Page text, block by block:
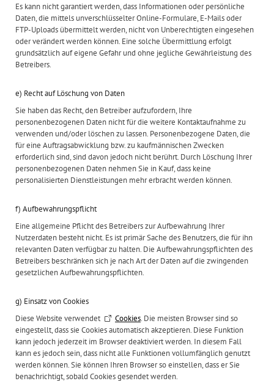
Es kann nicht garantiert werden, dass Informationen oder persönliche
Daten, die mittels unverschlüsselter Online-Formulare, E-Mails oder
FTP-Uploads übermittelt werden, nicht von Unberechtigten eingesehen
oder verändert werden können. Eine solche Übermittlung erfolgt
grundsätzlich auf eigene Gefahr und ohne jegliche Gewährleistung des
Betreibers.
e) Recht auf Löschung von Daten
Sie haben das Recht, den Betreiber aufzufordern, Ihre
personenbezogenen Daten nicht für die weitere Kontaktaufnahme zu
verwenden und/oder löschen zu lassen. Personenbezogene Daten, die
für eine Auftragsabwicklung bzw. zu kaufmännischen Zwecken
erforderlich sind, sind davon jedoch nicht berührt. Durch Löschung Ihrer
personenbezogenen Daten nehmen Sie in Kauf, dass keine
personalisierten Dienstleistungen mehr erbracht werden können.
f) Aufbewahrungspflicht
Eine allgemeine Pflicht des Betreibers zur Aufbewahrung Ihrer
Nutzerdaten besteht nicht. Es ist primär Sache des Benutzers, die für ihn
relevanten Daten verfügbar zu halten. Die Aufbewahrungspflichten des
Betreibers beschränken sich je nach Art der Daten auf die zwingenden
gesetzlichen Aufbewahrungspflichten.
g) Einsatz von Cookies
Diese Website verwendet
Cookies. Die meisten Browser sind so
eingestellt, dass sie Cookies automatisch akzeptieren. Diese Funktion
kann jedoch jederzeit im Browser deaktiviert werden. In diesem Fall
kann es jedoch sein, dass nicht alle Funktionen vollumfänglich genutzt
werden können. Sie können Ihren Browser so einstellen, dass er Sie
benachrichtigt, sobald Cookies gesendet werden.